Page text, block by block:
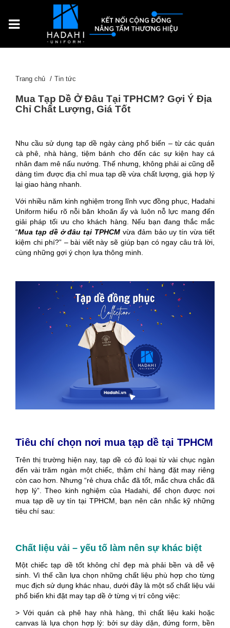
Trang chủ Tin tức
Mua Tạp Dề Ở Đâu Tại TPHCM? Gợi Ý Địa
Chỉ Chất Lượng, Giá Tốt
Nhu cầu sử dụng tạp dề ngày càng phổ biến – từ các quán
cà phê, nhà hàng, tiệm bánh cho đến các sự kiện hay cá
nhân đam mê nấu nướng. Thế nhưng, không phải ai cũng dễ
dàng tìm được địa chỉ mua tạp dề vừa chất lượng, giá hợp lý
lại giao hàng nhanh.
Với nhiều năm kinh nghiệm trong lĩnh vực đồng phục, Hadahi
Uniform hiểu rõ nỗi băn khoăn ấy và luôn nỗ lực mang đến
giải pháp tối ưu cho khách hàng. Nếu bạn đang thắc mắc
“Mua tạp dề ở đâu tại TPHCM vừa đảm bảo uy tín vừa tiết
kiệm chi phí?” – bài viết này sẽ giúp bạn có ngay câu trả lời,
cùng những gợi ý chọn lựa thông minh.
Tiêu chí chọn nơi mua tạp dề tại TPHCM
Trên thị trường hiện nay, tạp dề có đủ loại từ vài chục ngàn
đến vài trăm ngàn một chiếc, thậm chí hàng đặt may riêng
còn cao hơn. Nhưng “rẻ chưa chắc đã tốt, mắc chưa chắc đã
hợp lý”. Theo kinh nghiệm của Hadahi, để chọn được nơi
mua tạp dề uy tín tại TPHCM, bạn nên cân nhắc kỹ những
tiêu chí sau:
Chất liệu vải – yếu tố làm nên sự khác biệt
Một chiếc tạp dề tốt không chỉ đẹp mà phải bền và dễ vệ
sinh. Vì thế cần lựa chọn những chất liệu phù hợp cho từng
mục địch sử dụng khác nhau, dưới đây là một số chất liệu vải
phổ biến khi đặt may tạp dề ở từng vị trí công việc:
> Với quán cà phê hay nhà hàng, thì chất liệu kaki hoặc
canvas là lựa chọn hợp lý: bởi sự dày dặn, đứng form, bền